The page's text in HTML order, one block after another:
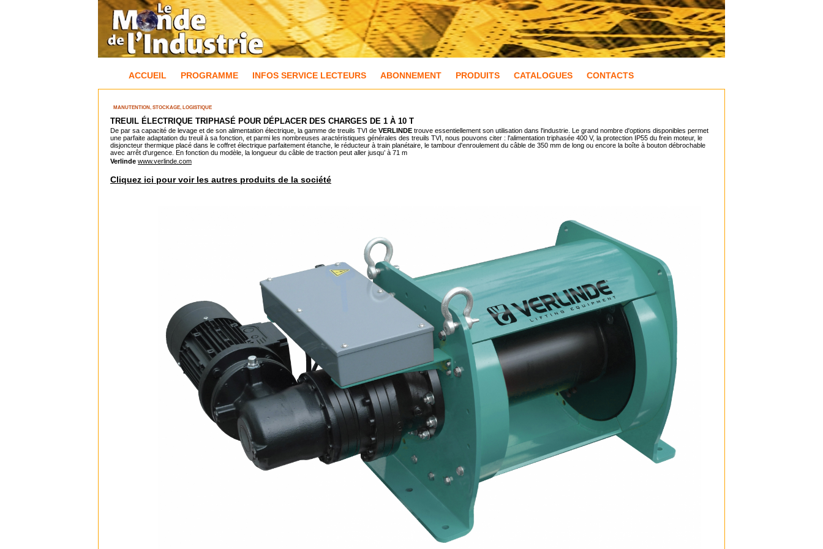
ACCUEIL PROGRAMME INFOS SERVICE LECTEURS ABONNEMENT PRODUITS CATALOGUES CONTACTS
MANUTENTION, STOCKAGE, LOGISTIQUE
TREUIL ÉLECTRIQUE TRIPHASÉ POUR DÉPLACER DES CHARGES DE 1 À 10 T
De par sa capacité de levage et de son alimentation électrique, la gamme de treuils TVI de VERLINDE trouve essentiellement son utilisation dans l'industrie. Le grand nombre d'options disponibles permet
une parfaite adaptation du treuil à sa fonction, et parmi les nombreuses aractéristiques générales des treuils TVI, nous pouvons citer : l'alimentation triphasée 400 V, la protection IP55 du frein moteur, le
disjoncteur thermique placé dans le coffret électrique parfaitement étanche, le réducteur à train planétaire, le tambour d'enroulement du câble de 350 mm de long ou encore la boîte à bouton débrochable
avec arrêt d'urgence. En fonction du modèle, la longueur du câble de traction peut aller jusqu’ à 71 m
Verlinde www.verlinde.com
Cliquez ici pour voir les autres produits de la société